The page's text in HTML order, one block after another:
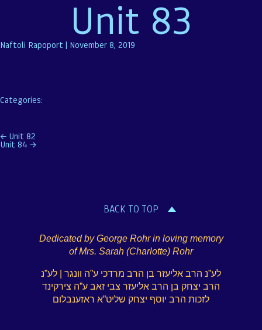
Unit 83
Naftoli Rapoport | November 8, 2019
Categories:
Post
← Unit 82
Unit 84 →
BACK TO TOP
Dedicated by George Rohr in loving memory
of Mrs. Sarah (Charlotte) Rohr
לע”נ הרב אליעזר בן הרב מרדכי ע”ה וונגר | לע”נ
הרב יצחק בן הרב אליעזר צבי זאב ע”ה צירקינד
לזכות הרב יוסף יצחק שליט”א ראזענבלום